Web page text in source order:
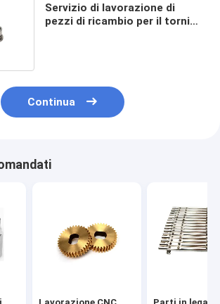
Servizio di lavorazione di
pezzi di ricambio per il tornio
Continua